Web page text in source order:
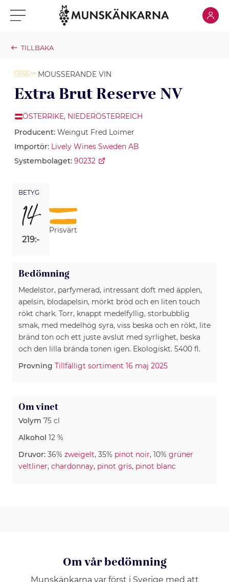
Klicka för meny Klicka
TILLBAKA
MOUSSERANDE VIN
Extra Brut Reserve NV
ÖSTERRIKE, NIEDERÖSTERREICH
Producent: Weingut Fred Loimer
Importör: Lively Wines Sweden AB
Systembolaget: 90232
BETYG
14
219:-
Prisvärt
Bedömning
Medelstor, parfymerad, intressant doft med äpplen,
apelsin, blodapelsin, mörkt bröd och en liten touch
rökt chark. Torr, knappt medelfyllig, storbubblig
smak, med medelhög syra, viss beska och en rökt, lite
bränd ton och ett juste avslut med syrlighet, beska
och den lilla brända tonen igen. Ekologiskt. 5400 fl.
Provning Tillfälligt sortiment 16 maj 2025
Om vinet
Volym 75 cl
Alkohol 12 %
Druvor: 36% zweigelt, 35% pinot noir, 10% grüner
veltliner, chardonnay, pinot gris, pinot blanc
Om vår bedömning
Munskänkarna var först i Sverige med att